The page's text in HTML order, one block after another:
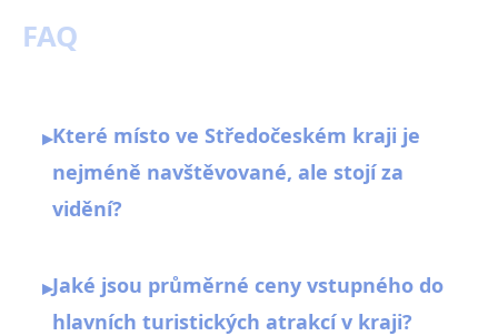
FAQ
▸Které místo ve Středočeském kraji je
nejméně navštěvované, ale stojí za
vidění?
▸Jaké jsou průměrné ceny vstupného do
hlavních turistických atrakcí v kraji?